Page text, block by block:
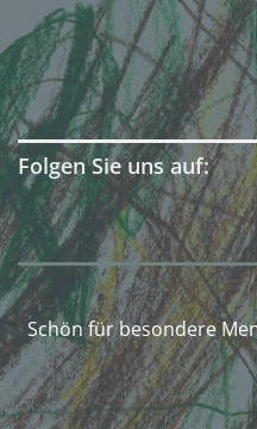
Folgen Sie uns auf:
Schön für besondere